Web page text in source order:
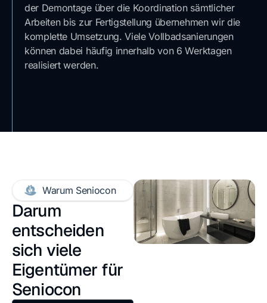
der Demontage über die Koordination sämtlicher
Arbeiten bis zur Fertigstellung übernehmen wir die
komplette Umsetzung. Viele Vollbadsanierungen
können dabei häufig innerhalb von 6 Werktagen
realisiert werden.
Warum Seniocon
Darum
entscheiden
sich viele
Eigentümer für
Seniocon